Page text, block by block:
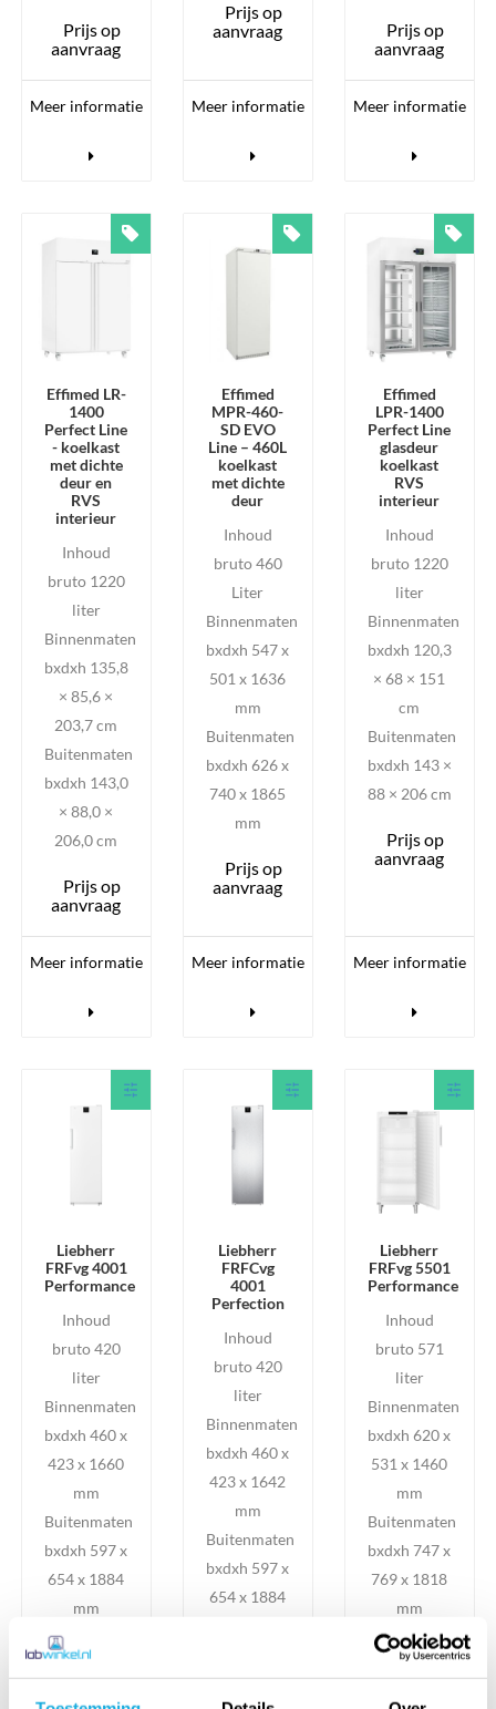
Prijs op
aanvraag
Meer informatie
Prijs op
aanvraag
Meer informatie
Prijs op
aanvraag
Meer informatie
Effimed LR-
1400
Perfect Line
- koelkast
met dichte
deur en
RVS
interieur
Inhoud
bruto 1220
liter
Binnenmaten
bxdxh 135,8
× 85,6 ×
203,7 cm
Buitenmaten
bxdxh 143,0
× 88,0 ×
206,0 cm
Prijs op
aanvraag
Meer informatie
Effimed
MPR-460-
SD EVO
Line – 460L
koelkast
met dichte
deur
Inhoud
bruto 460
Liter
Binnenmaten
bxdxh 547 x
501 x 1636
mm
Buitenmaten
bxdxh 626 x
740 x 1865
mm
Prijs op
aanvraag
Meer informatie
Effimed
LPR-1400
Perfect Line
glasdeur
koelkast
RVS
interieur
Inhoud
bruto 1220
liter
Binnenmaten
bxdxh 120,3
× 68 × 151
cm
Buitenmaten
bxdxh 143 ×
88 × 206 cm
Prijs op
aanvraag
Meer informatie
Liebherr
FRFvg 4001
Performance
Inhoud
bruto 420
liter
Binnenmaten
bxdxh 460 x
423 x 1660
mm
Buitenmaten
bxdxh 597 x
654 x 1884
mm
€
Liebherr
FRFCvg
4001
Perfection
Inhoud
bruto 420
liter
Binnenmaten
bxdxh 460 x
423 x 1642
mm
Buitenmaten
bxdxh 597 x
654 x 1884
Liebherr
FRFvg 5501
Performance
Inhoud
bruto 571
liter
Binnenmaten
bxdxh 620 x
531 x 1460
mm
Buitenmaten
bxdxh 747 x
769 x 1818
mm
€